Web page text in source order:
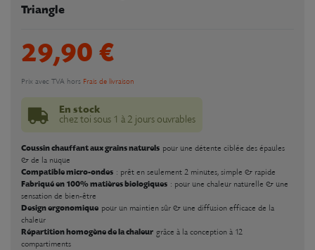
Triangle
29,90 €
Prix avec TVA hors Frais de livraison
En stock
chez toi sous 1 à 2 jours ouvrables
Coussin chauffant aux grains naturels pour une détente ciblée des épaules
& de la nuque
Compatible micro-ondes : prêt en seulement 2 minutes, simple & rapide
Fabriqué en 100% matières biologiques : pour une chaleur naturelle & une
sensation de bien-être
Design ergonomique pour un maintien sûr & une diffusion efficace de la
chaleur
Répartition homogène de la chaleur grâce à la conception à 12
compartiments